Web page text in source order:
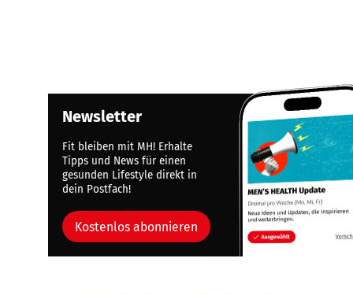
Newsletter
Fit bleiben mit MH! Erhalte
Tipps und News für einen
gesunden Lifestyle direkt in
dein Postfach!
Kostenlos abonnieren